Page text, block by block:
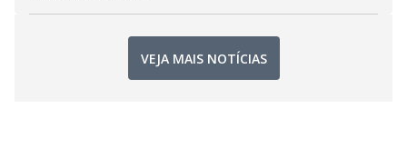
VEJA MAIS NOTÍCIAS